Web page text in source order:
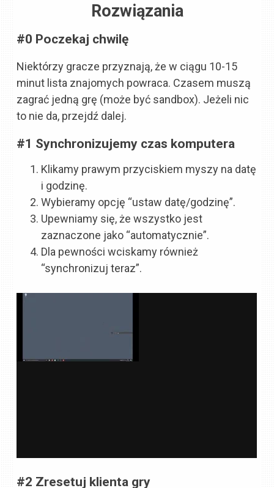
Rozwiązania
#0 Poczekaj chwilę
Niektórzy gracze przyznają, że w ciągu 10-15
minut lista znajomych powraca. Czasem muszą
zagrać jedną grę (może być sandbox). Jeżeli nic
to nie da, przejdź dalej.
#1 Synchronizujemy czas komputera
Klikamy prawym przyciskiem myszy na datę
i godzinę.
Wybieramy opcję “ustaw datę/godzinę”.
Upewniamy się, że wszystko jest
zaznaczone jako “automatycznie”.
Dla pewności wciskamy również
“synchronizuj teraz”.
#2 Zresetuj klienta gry